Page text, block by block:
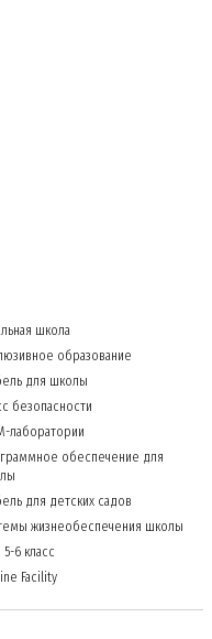
школа
образование
для школы
безопасности
лаборатории
обеспечение для
для детских садов
жизнеобеспечения школы
6 класс
Facility